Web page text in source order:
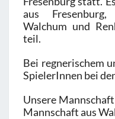
aus Fresenburg,
Walchum und
teil.
Bei regnerischem
SpielerInnen bei
Unsere
Mannschaft aus